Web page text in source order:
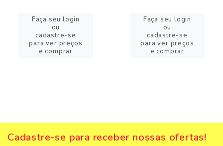
Faça seu login
ou
cadastre-se
para ver preços
e comprar
Faça seu login
ou
cadastre-se
para ver preços
e comprar
Cadastre-se para receber nossas ofertas!